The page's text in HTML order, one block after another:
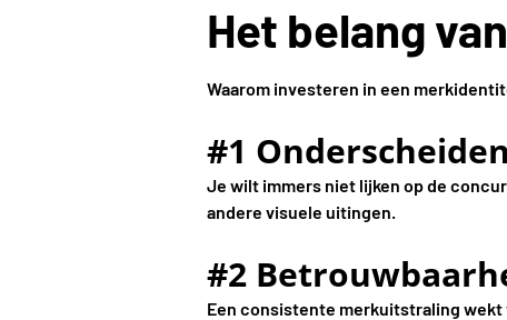
Het belang
Waarom investeren in een
#1
Je wilt immers niet lijken op de
andere visuele uitingen.
#2
Een consistente merkuitstraling